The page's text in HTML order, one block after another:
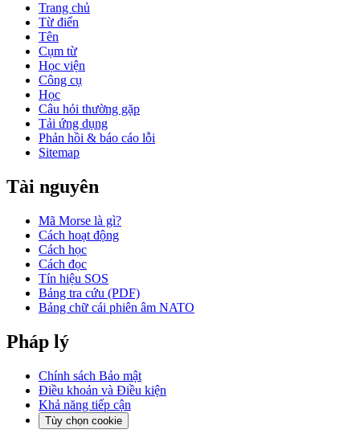
Trang chủ
Từ điển
Tên
Cụm từ
Học viện
Công cụ
Học
Câu hỏi thường gặp
Tải ứng dụng
Phản hồi & báo cáo lỗi
Sitemap
Tài nguyên
Mã Morse là gì?
Cách hoạt động
Cách học
Cách đọc
Tín hiệu SOS
Bảng tra cứu (PDF)
Bảng chữ cái phiên âm NATO
Pháp lý
Chính sách Bảo mật
Điều khoản và Điều kiện
Khả năng tiếp cận
Tùy chọn cookie